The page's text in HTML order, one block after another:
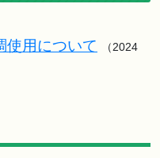
使用について
（2024